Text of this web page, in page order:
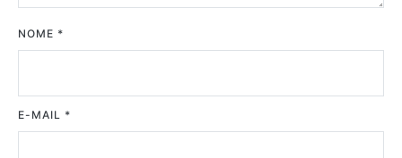
NOME *
E-MAIL *